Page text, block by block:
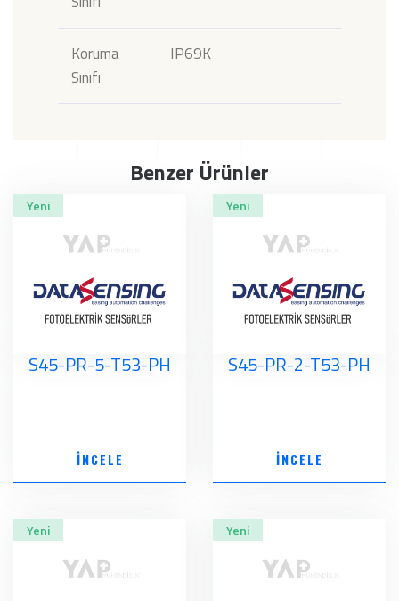
Koruma
Sınıfı
IP69K
Benzer Ürünler
Yeni
S45-PR-5-T53-PH
İNCELE
Yeni
S45-PR-2-T53-PH
İNCELE
Yeni Yeni